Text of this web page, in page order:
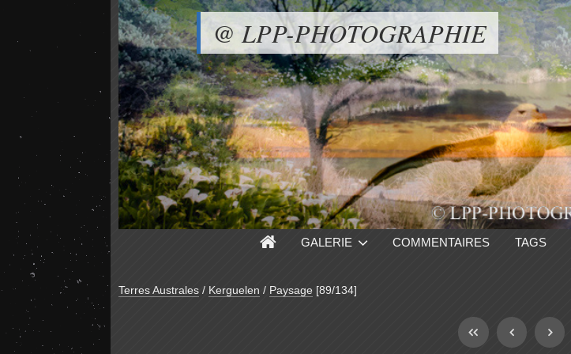
@ LPP-PHOTOGRAPHIE
GALERIE COMMENTAIRES TAGS
Terres Australes / Kerguelen / Paysage [89/134]